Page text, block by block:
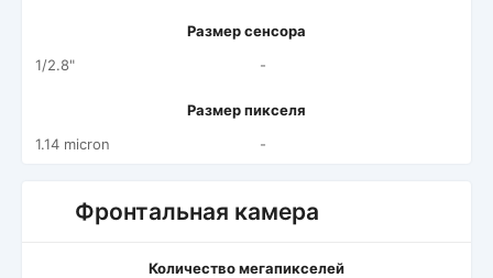
Размер сенсора
1/2.8"
-
Размер пикселя
1.14 micron
-
Фронтальная камера
Количество мегапикселей